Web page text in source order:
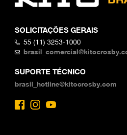
SOLICITAÇÕES GERAIS
55 (11) 3253-1000
SUPORTE TÉCNICO
brasil_hotline@kitocrosby.com